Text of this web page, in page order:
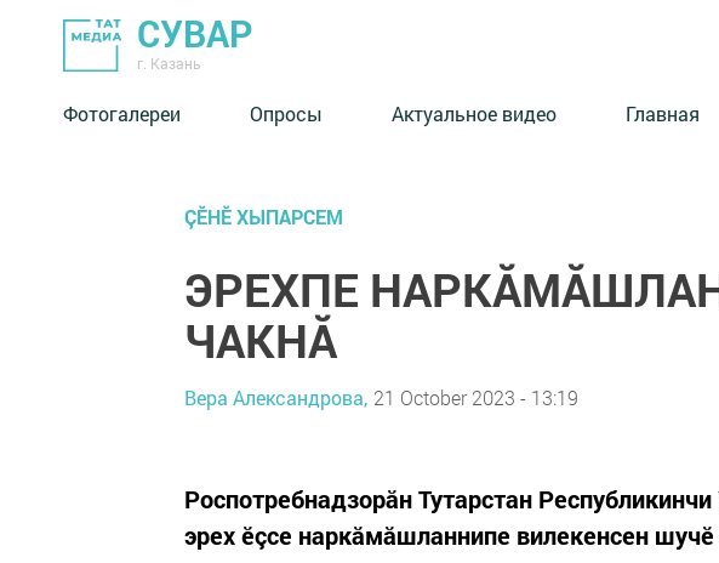
СУВАР
г. Казань
Фотогалереи Опросы Актуальное видео Главная
ÇӖНӖ ХЫПАРСЕМ
ЭРЕХПЕ
ЧАКНĂ
Вера Александрова, 21 October 2023 - 13:19
Роспотребнадзорăн Тутарстан
эрех ӗçсе наркăмăшланнипе вилекенсен шучӗ